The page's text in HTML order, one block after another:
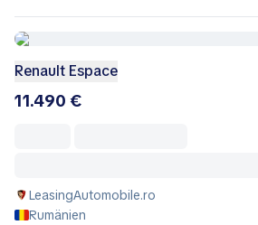
Renault Espace
11.490 €
LeasingAutomobile.ro
Rumänien